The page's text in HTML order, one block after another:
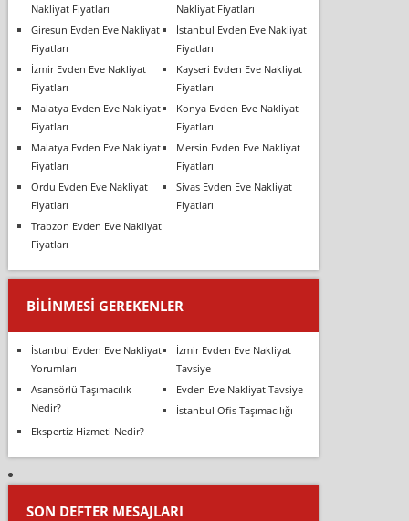
Nakliyat Fiyatları
Nakliyat Fiyatları
Giresun Evden Eve Nakliyat
Fiyatları
İstanbul Evden Eve Nakliyat
Fiyatları
İzmir Evden Eve Nakliyat
Fiyatları
Kayseri Evden Eve Nakliyat
Fiyatları
Malatya Evden Eve Nakliyat
Fiyatları
Konya Evden Eve Nakliyat
Fiyatları
Malatya Evden Eve Nakliyat
Fiyatları
Mersin Evden Eve Nakliyat
Fiyatları
Ordu Evden Eve Nakliyat
Fiyatları
Sivas Evden Eve Nakliyat
Fiyatları
Trabzon Evden Eve Nakliyat
Fiyatları
BILINMESI GEREKENLER
İstanbul Evden Eve Nakliyat
Yorumları
İzmir Evden Eve Nakliyat
Tavsiye
Asansörlü Taşımacılık
Nedir?
Evden Eve Nakliyat Tavsiye
İstanbul Ofis Taşımacılığı
Ekspertiz Hizmeti Nedir?
SON DEFTER MESAJLARI